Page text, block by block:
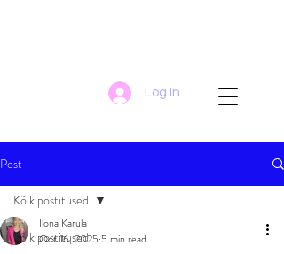
Log In
Post
Kõik postitused
Kõik postitused
Ilona Karula
Oct 16, 2025 5 min read